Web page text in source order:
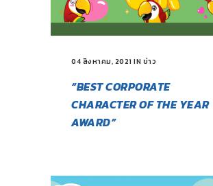
04 สิงหาคม, 2021 IN ข่าว
“BEST CORPORATE
CHARACTER OF THE YEAR
AWARD”